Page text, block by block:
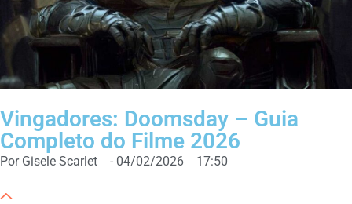
Vingadores: Doomsday – Guia
Completo do Filme 2026
Por Gisele Scarlet - 04/02/2026 17:50